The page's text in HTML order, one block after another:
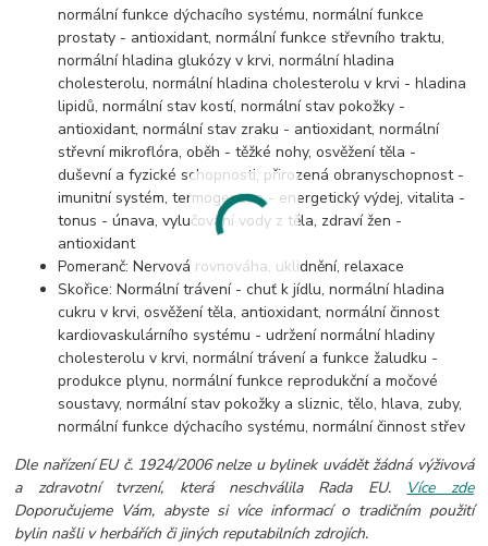
normální funkce dýchacího systému, normální funkce
prostaty - antioxidant, normální funkce střevního traktu,
normální hladina glukózy v krvi, normální hladina
cholesterolu, normální hladina cholesterolu v krvi - hladina
lipidů, normální stav kostí, normální stav pokožky -
antioxidant, normální stav zraku - antioxidant, normální
střevní mikroflóra, oběh - těžké nohy, osvěžení těla -
duševní a fyzické schopnosti, přirozená obranyschopnost -
imunitní systém, termogenese - energetický výdej, vitalita -
tonus - únava, vylučování vody z těla, zdraví žen -
antioxidant
Pomeranč: Nervová rovnováha, uklidnění, relaxace
Skořice: Normální trávení - chuť k jídlu, normální hladina
cukru v krvi, osvěžení těla, antioxidant, normální činnost
kardiovaskulárního systému - udržení normální hladiny
cholesterolu v krvi, normální trávení a funkce žaludku -
produkce plynu, normální funkce reprodukční a močové
soustavy, normální stav pokožky a sliznic, tělo, hlava, zuby,
normální funkce dýchacího systému, normální činnost střev
Dle nařízení EU č. 1924/2006 nelze u bylinek uvádět žádná výživová
a zdravotní tvrzení, která neschválila Rada EU. Více zde
Doporučujeme Vám, abyste si více informací o tradičním použití
bylin našli v herbářích či jiných reputabilních zdrojích.